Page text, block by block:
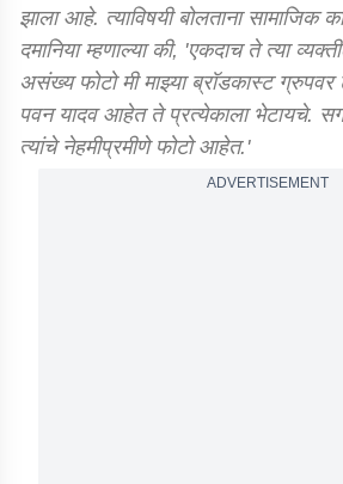
झाला आहे. त्याविषयी बोलताना सामाजिक
दमानिया म्हणाल्या की, 'एकदाच ते त्या
असंख्य फोटो मी माझ्या ब्रॉडकास्ट
पवन यादव आहेत ते प्रत्येकाला भेटायचे.
त्यांचे नेहमीप्रमीणे फोटो आहेत.'
ADVERTISEMENT